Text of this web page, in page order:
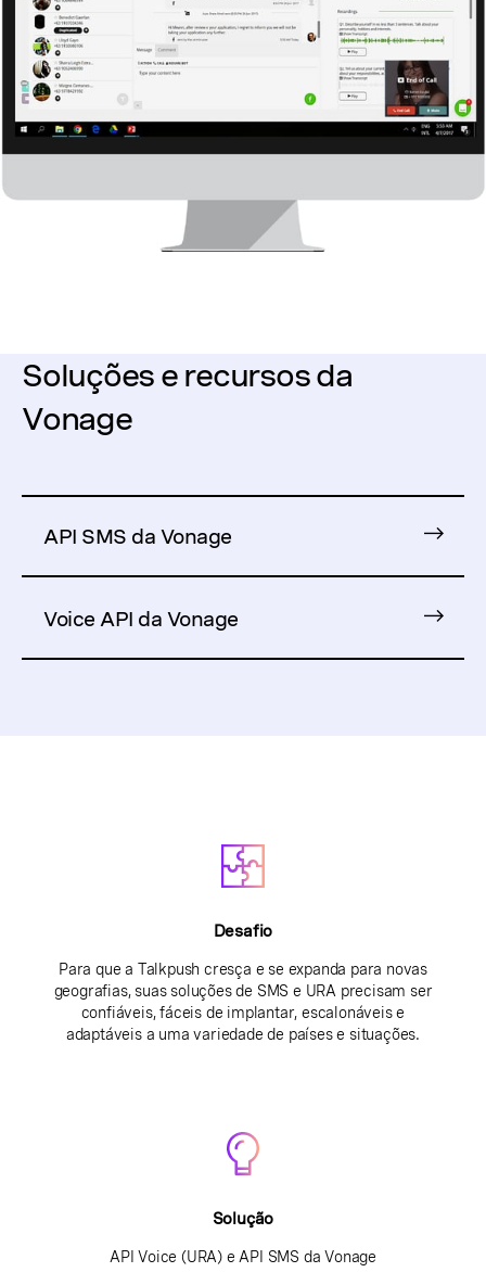
Soluções e recursos da
Vonage
API SMS da Vonage
Voice API da Vonage
Desafio
Para que a Talkpush cresça e se expanda para novas
geografias, suas soluções de SMS e URA precisam ser
confiáveis, fáceis de implantar, escalonáveis e
adaptáveis a uma variedade de países e situações.
Solução
API Voice (URA) e API SMS da Vonage